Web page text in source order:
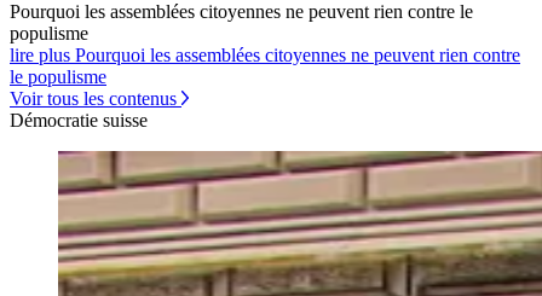
Pourquoi les assemblées citoyennes ne peuvent rien contre le
populisme
lire plus Pourquoi les assemblées citoyennes ne peuvent rien contre
le populisme
Voir tous les contenus
Démocratie suisse